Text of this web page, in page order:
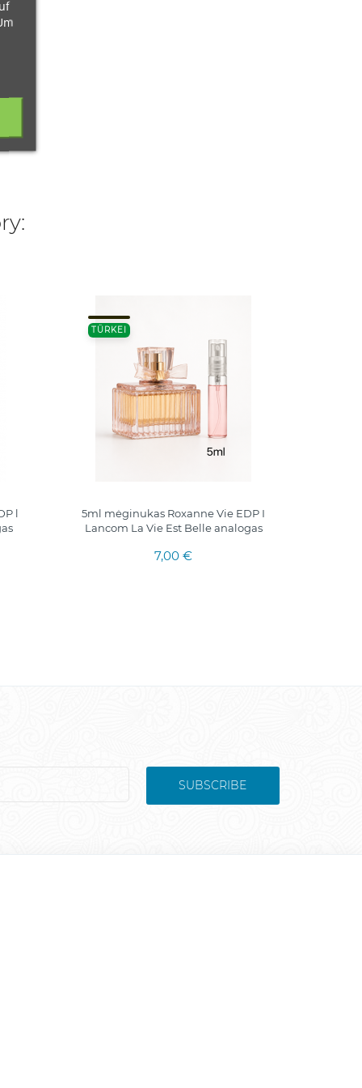
l
TÜRKEI
5ml mėginukas Roxanne Vie EDP I
Lancom La Vie Est Belle analogas
7,00 €
SUBSCRIBE